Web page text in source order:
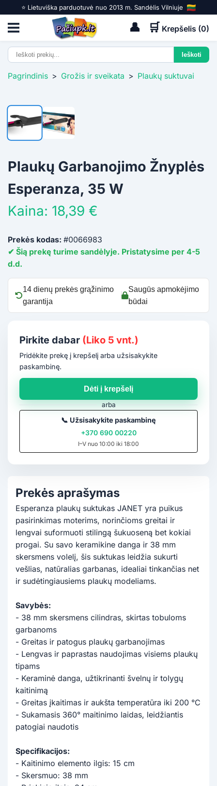
⭐️ Lietuviška parduotuvė nuo 2013 m. Sandėlis Vilniuje
👤 🛒 Krepšelis (0)
Pagrindinis > Grožis ir sveikata > Plaukų suktuvai
Plaukų Garbanojimo Žnyplės
Esperanza, 35 W
Kaina: 18,39 €
Prekės kodas: #0066983
✔ Šią prekę turime sandėlyje. Pristatysime per 4-5
d.d.
14 dienų prekės grąžinimo
garantija
Saugūs apmokėjimo
būdai
Pirkite dabar (Liko 5 vnt.)
Pridėkite prekę į krepšelį arba užsisakykite
paskambinę.
Dėti į krepšelį
arba
📞 Užsisakykite paskambinę
+370 690 00220
I–V nuo 10:00 iki 18:00
Prekės aprašymas
Esperanza plaukų suktukas JANET yra puikus
pasirinkimas moterims, norinčioms greitai ir
lengvai suformuoti stilingą šukuoseną bet kokiai
progai. Su savo keramikine danga ir 38 mm
skersmens volelį, šis suktukas leidžia sukurti
vešlias, natūralias garbanas, idealiai tinkančias net
ir sudėtingiausiems plaukų modeliams.
Savybės:
- 38 mm skersmens cilindras, skirtas tobuloms
garbanoms
- Greitas ir patogus plaukų garbanojimas
- Lengvas ir paprastas naudojimas visiems plaukų
tipams
- Keraminė danga, užtikrinanti švelnų ir tolygų
kaitinimą
- Greitas įkaitimas ir aukšta temperatūra iki 200 °C
- Sukamasis 360° maitinimo laidas, leidžiantis
patogiai naudotis
Specifikacijos:
- Kaitinimo elemento ilgis: 15 cm
- Skersmuo: 38 mm